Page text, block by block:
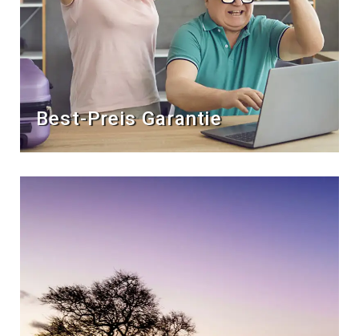
Best-Preis Garantie